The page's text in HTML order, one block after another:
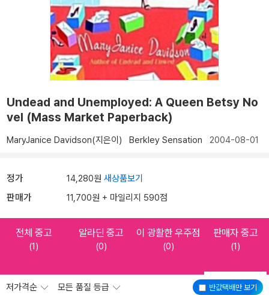
Undead and Unemployed: A Queen Betsy No
vel (Mass Market Paperback)
MaryJanice Davidson(지은이) Berkley Sensation 2004-08-01
정가 14,280원 새상품보기
판매가 11,700원 + 마일리지 590점
전체 중고
(1)
알라딘 중고
(0)
이 광활한 우주점
(0)
판매자 중고
(1)
반값택배만 보기
저가격순 모든 품질 등급